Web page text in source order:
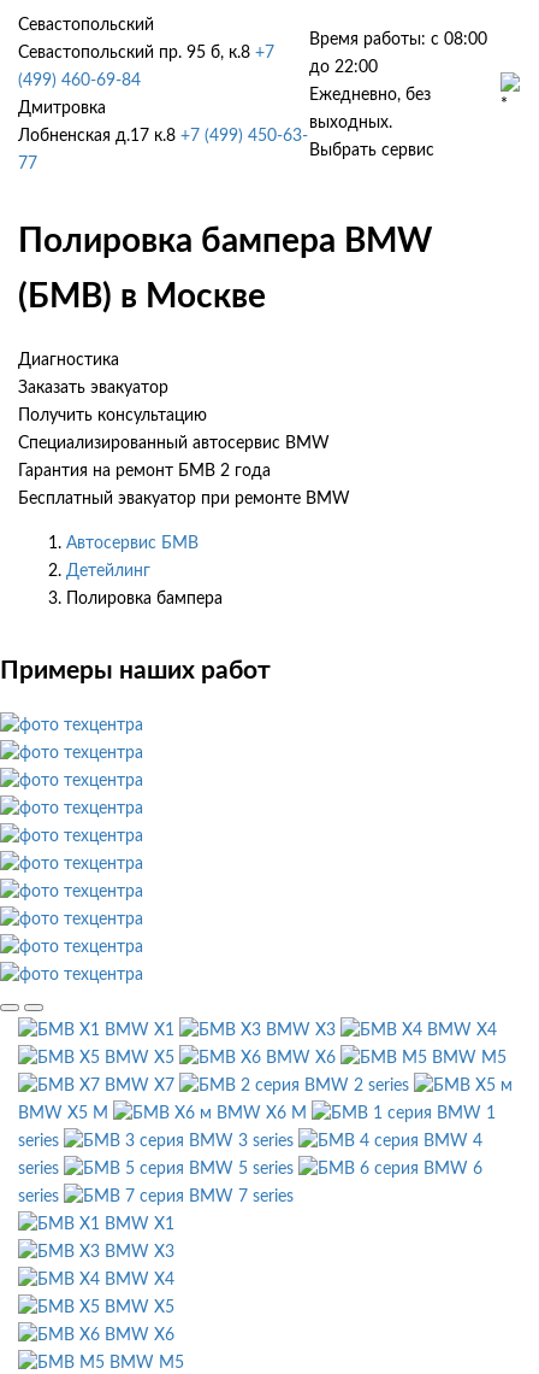
Севастопольский
Севастопольский пр. 95 б, к.8 +7
(499) 460-69-84
Дмитровка
Лобненская д.17 к.8 +7 (499) 450-63-
77
Время работы: с 08:00
до 22:00
Ежедневно, без
выходных.
Выбрать сервис
Полировка бампера BMW
(БМВ) в Москве
Диагностика
Заказать эвакуатор
Получить консультацию
Специализированный автосервис BMW
Гарантия на ремонт БМВ 2 года
Бесплатный эвакуатор при ремонте BMW
Автосервис БМВ
Детейлинг
Полировка бампера
Примеры наших работ
BMW X1 BMW X3
BMW X4
BMW X5
BMW X6
BMW M5
BMW X7
BMW 2 series
BMW X5 M
BMW X6 M
BMW 1
series
BMW 3 series
BMW 4
series
BMW 5 series
BMW 6
series
BMW 7 series
BMW X1
BMW X3
BMW X4
BMW X5
BMW X6
BMW M5